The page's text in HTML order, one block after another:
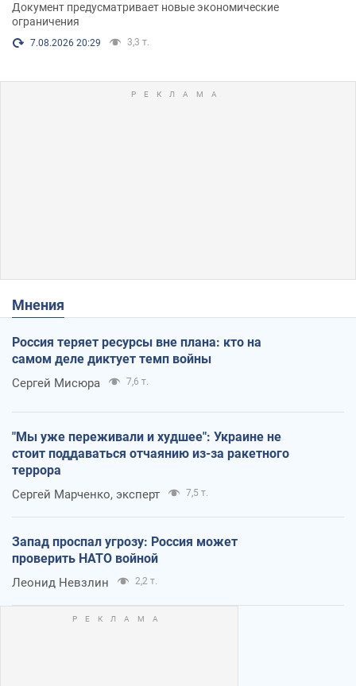
Документ предусматривает новые экономические
ограничения
7.08.2026 20:29 3,3 т.
Мнения
Россия теряет ресурсы вне плана: кто на
самом деле диктует темп войны
Сергей Мисюра 7,6 т.
"Мы уже переживали и худшее": Украине не
стоит поддаваться отчаянию из-за ракетного
террора
Сергей Марченко, эксперт 7,5 т.
Запад проспал угрозу: Россия может
проверить НАТО войной
Леонид Невзлин 2,2 т.